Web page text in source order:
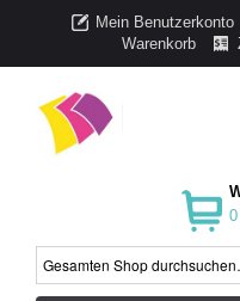
Mein Benutzerkonto
Warenkorb